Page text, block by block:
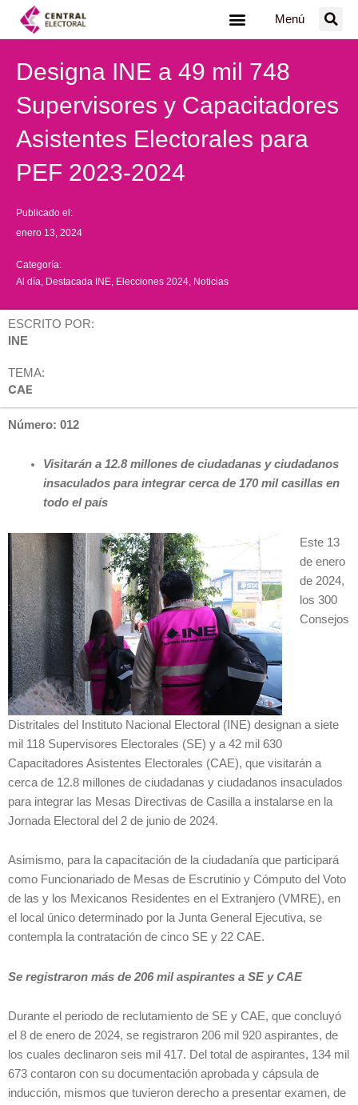
Menú
Designa INE a 49 mil 748
Supervisores y Capacitadores
Asistentes Electorales para
PEF 2023-2024
Publicado el:
enero 13, 2024
Categoría:
Al día Destacada INE Elecciones 2024 Noticias
ESCRITO POR:
INE
TEMA:
CAE
Número: 012
Visitarán a 12.8 millones de ciudadanas y ciudadanos
insaculados para integrar cerca de 170 mil casillas en
todo el país
Este 13
de enero
de 2024,
los 300
Consejos
Distritales del Instituto Nacional Electoral (INE) designan a siete
mil 118 Supervisores Electorales (SE) y a 42 mil 630
Capacitadores Asistentes Electorales (CAE), que visitarán a
cerca de 12.8 millones de ciudadanas y ciudadanos insaculados
para integrar las Mesas Directivas de Casilla a instalarse en la
Jornada Electoral del 2 de junio de 2024.
Asimismo, para la capacitación de la ciudadanía que participará
como Funcionariado de Mesas de Escrutinio y Cómputo del Voto
de las y los Mexicanos Residentes en el Extranjero (VMRE), en
el local único determinado por la Junta General Ejecutiva, se
contempla la contratación de cinco SE y 22 CAE.
Se registraron más de 206 mil aspirantes a SE y CAE
Durante el periodo de reclutamiento de SE y CAE, que concluyó
el 8 de enero de 2024, se registraron 206 mil 920 aspirantes, de
los cuales declinaron seis mil 417. Del total de aspirantes, 134 mil
673 contaron con su documentación aprobada y cápsula de
inducción, mismos que tuvieron derecho a presentar examen, de